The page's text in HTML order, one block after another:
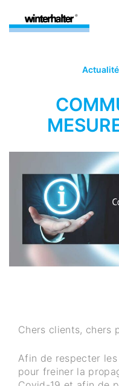
Chers clients, chers
Afin de respecter
pour freiner la